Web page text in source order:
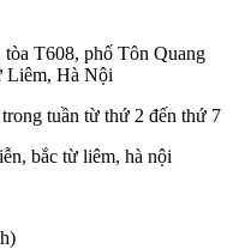
T608, phố Tôn Quang
Liêm, Hà Nội
tuần từ thứ 2 đến thứ 7
bắc từ liêm, hà nội